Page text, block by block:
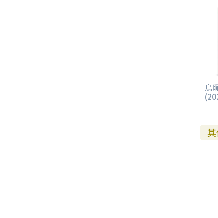
鳥